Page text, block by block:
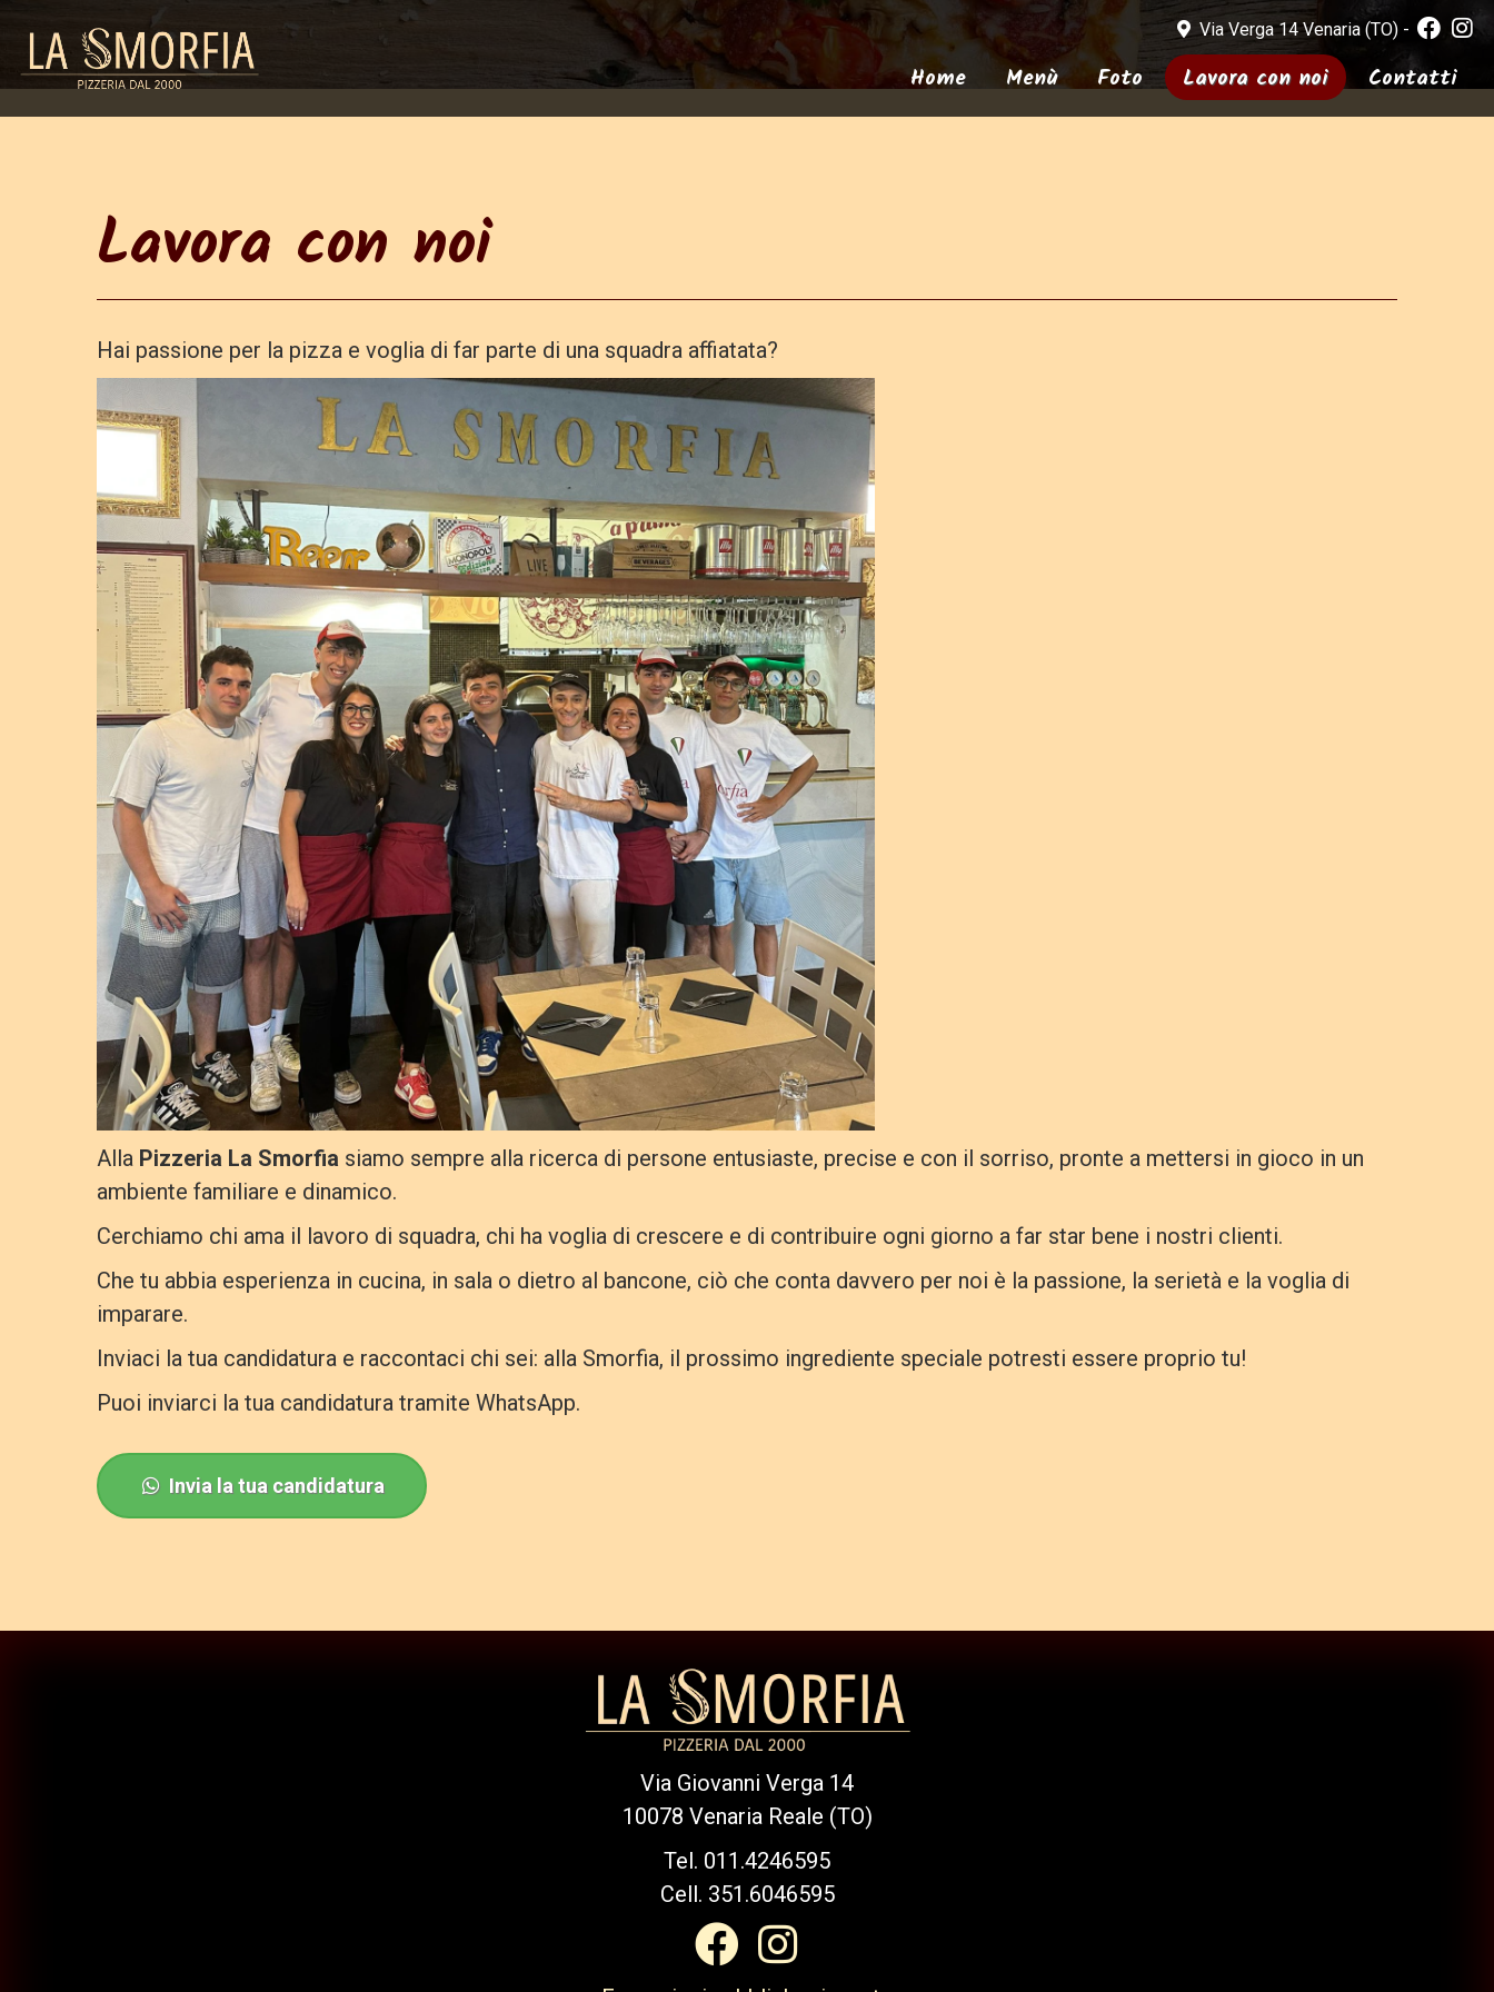
Via Verga 14 Venaria (TO) -
Home Menù Foto Lavora con noi Contatti
Lavora con noi
Hai passione per la pizza e voglia di far parte di una squadra affiatata?
Alla Pizzeria La Smorfia siamo sempre alla ricerca di persone entusiaste, precise e con il sorriso, pronte a mettersi in gioco in un
ambiente familiare e dinamico.
Cerchiamo chi ama il lavoro di squadra, chi ha voglia di crescere e di contribuire ogni giorno a far star bene i nostri clienti.
Che tu abbia esperienza in cucina, in sala o dietro al bancone, ciò che conta davvero per noi è la passione, la serietà e la voglia di
imparare.
Inviaci la tua candidatura e raccontaci chi sei: alla Smorfia, il prossimo ingrediente speciale potresti essere proprio tu!
Puoi inviarci la tua candidatura tramite WhatsApp.
Invia la tua candidatura
Via Giovanni Verga 14
10078 Venaria Reale (TO)
Tel. 011.4246595
Cell. 351.6046595